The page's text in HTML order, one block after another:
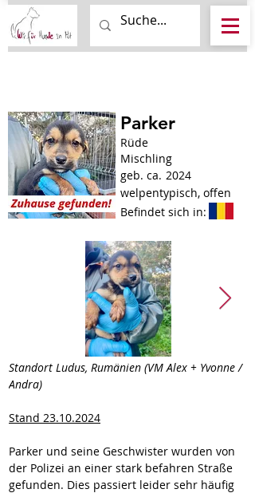
Parker
Rüde
Mischling
geb. ca. 2024
welpentypisch, offen
Befindet sich in:
Standort Ludus, Rumänien (VM Alex + Yvonne /
Andra)
Stand 23.10.2024
Parker und seine Geschwister wurden von
der Polizei an einer stark befahren Straße
gefunden. Dies passiert leider sehr häufig